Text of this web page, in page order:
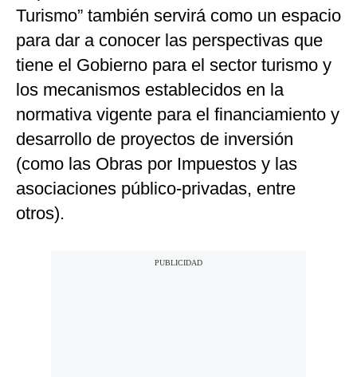
Turismo” también servirá como un espacio
para dar a conocer las perspectivas que
tiene el Gobierno para el sector turismo y
los mecanismos establecidos en la
normativa vigente para el financiamiento y
desarrollo de proyectos de inversión
(como las Obras por Impuestos y las
asociaciones público-privadas, entre
otros).